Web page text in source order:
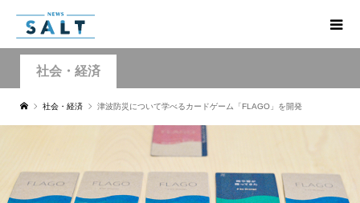
社会・経済
社会・経済 津波防災について学べるカードゲーム「FLAGO」を開発